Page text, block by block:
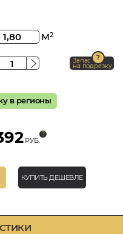
м2
Запас
на подрезку
в регионы
РУБ.
КУПИТЬ ДЕШЕВЛЕ